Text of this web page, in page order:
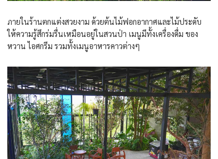
ภายในร้านตกแต่งสวยงาม ด้วยต้นไม้ฟอกอากาศและไม้ประดับ
ให้ความรู้สึกร่มรื่นเหมือนอยู่ในสวนป่า เมนูมีทั้งเครื่องดื่ม ของ
หวาน ไอศกรีม รวมทั้งเมนูอาหารคาวต่างๆ